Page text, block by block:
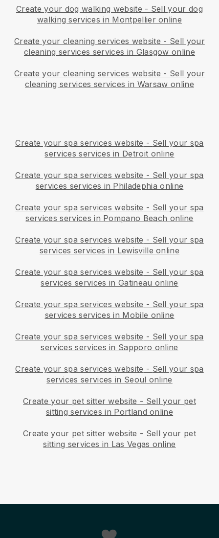
Create your dog walking website - Sell your dog
walking services in Montpellier online
Create your cleaning services website - Sell your
cleaning services services in Glasgow online
Create your cleaning services website - Sell your
cleaning services services in Warsaw online
Create your spa services website - Sell your spa
services services in Detroit online
Create your spa services website - Sell your spa
services services in Philadephia online
Create your spa services website - Sell your spa
services services in Pompano Beach online
Create your spa services website - Sell your spa
services services in Lewisville online
Create your spa services website - Sell your spa
services services in Gatineau online
Create your spa services website - Sell your spa
services services in Mobile online
Create your spa services website - Sell your spa
services services in Sapporo online
Create your spa services website - Sell your spa
services services in Seoul online
Create your pet sitter website - Sell your pet
sitting services in Portland online
Create your pet sitter website - Sell your pet
sitting services in Las Vegas online